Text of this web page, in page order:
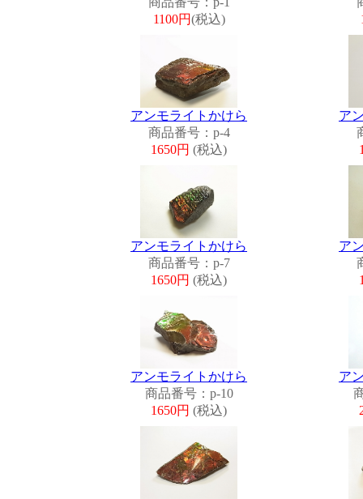
1100円(税込)
アンモライトかけら
商品番号：p-4
1650円 (税込)
ア
アンモライトかけら
商品番号：p-7
1650円 (税込)
ア
アンモライトかけら
商品番号：p-10
1650円 (税込)
ア